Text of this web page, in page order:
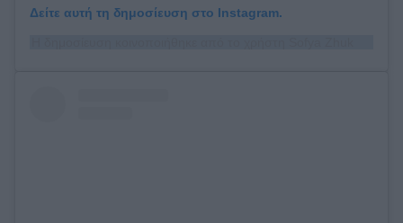
Δείτε αυτή τη δημοσίευση στο Instagram.